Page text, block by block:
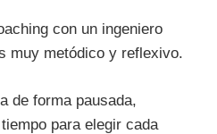
con un ingeniero
muy metódico y reflexivo.
de forma pausada,
para elegir cada